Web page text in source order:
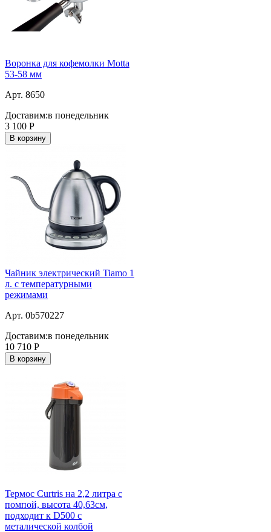
Воронка для кофемолки Motta
53-58 мм
Арт. 8650
Доставим:в понедельник
3 100 Р
В корзину
Чайник электрический Tiamo 1
л. c температурными
режимами
Арт. 0b570227
Доставим:в понедельник
10 710 Р
В корзину
Термос Curtris на 2,2 литра с
помпой, высота 40,63см,
подходит к D500 с
металической колбой